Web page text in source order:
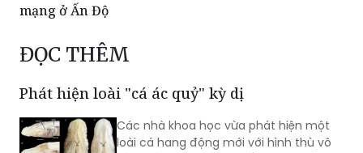
mạng ở Ấn Độ
ĐỌC THÊM
Phát hiện loài "cá ác quỷ" kỳ dị
Các nhà khoa học vừa phát hiện một
loài cá hang động mới với hình thù vô